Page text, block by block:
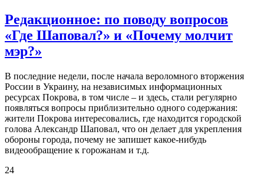
Редакционное: по поводу вопросов
«Где Шаповал?» и «Почему молчит
мэр?»
В последние недели, после начала вероломного вторжения
России в Украину, на независимых информационных
ресурсах Покрова, в том числе – и здесь, стали регулярно
появляться вопросы приблизительно одного содержания:
жители Покрова интересовались, где находится городской
голова Александр Шаповал, что он делает для укрепления
обороны города, почему не запишет какое-нибудь
видеообращение к горожанам и т.д.
24